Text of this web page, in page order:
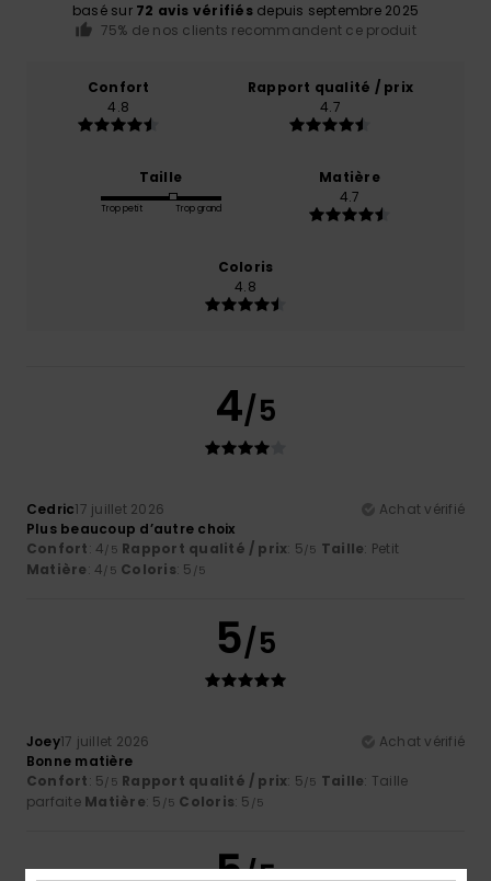
basé sur 72 avis vérifiésdepuis septembre 2025
75% de nos clients recommandent ce produit
Confort
4.8
Rapport qualité / prix
4.7
Taille
Trop petit Trop grand
Matière
4.7
Coloris
4.8
4/5
Cedric17 juillet 2026
Achat vérifié
Plus beaucoup d’autre choix
Confort: 4/5 Rapport qualité / prix: 5/5 Taille: Petit
Matière: 4/5 Coloris: 5 /5
5/5
Joey17 juillet 2026
Achat vérifié
Bonne matière
Confort: 5/5 Rapport qualité / prix: 5/5 Taille: Taille
parfaite Matière: 5 /5 Coloris: 5 /5